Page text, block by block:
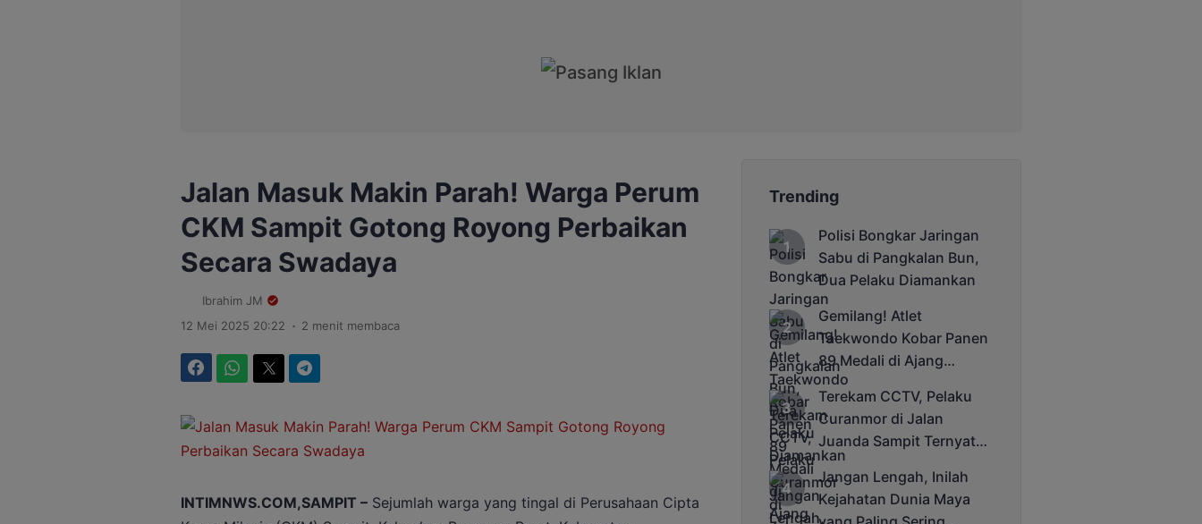
Jalan Masuk Makin Parah! Warga Perum
CKM Sampit Gotong Royong Perbaikan
Secara Swadaya
Ibrahim JM
12 Mei 2025 20:22 . 2 menit membaca
INTIMNWS.COM,SAMPIT –Sejumlah warga yang tingal di Perusahaan Cipta
Trending
Polisi Bongkar Jaringan
Sabu di Pangkalan Bun,
Dua Pelaku Diamankan
Gemilang! Atlet
Taekwondo Kobar Panen
89 Medali di Ajang
Bergengsi Rektor Unda
Cup 2025
Terekam CCTV, Pelaku
Curanmor di Jalan
Juanda Sampit Ternyata
Seorang PNS
Jangan Lengah, Inilah
Kejahatan Dunia Maya